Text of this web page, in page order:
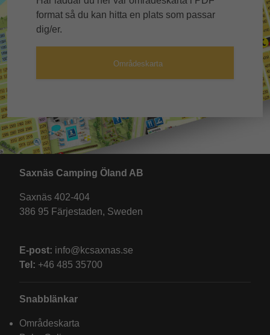
format så du kan hitta en plats som passar
dig/er.
Områdeskarta
Saxnäs Camping Öland AB
Saxnäs 402-404
386 95 Färjestaden, Sweden
E-post: info@kcsaxnas.se
Tel: +46 485 35700
Snabblänkar
Områdeskarta